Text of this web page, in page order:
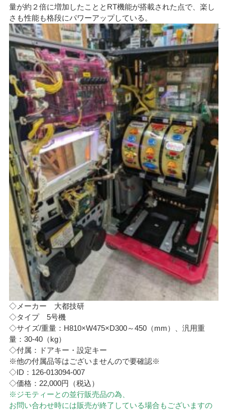
量が約２倍に増加したこととRT機能が搭載された点で、楽し
さも性能も格段にパワーアップしている。
◇メーカー 大都技研
◇タイプ 5号機
◇サイズ/重量：H810×W475×D300～450（mm）、汎用重
量：30-40（kg）
◇付属：ドアキー・設定キー
※他の付属品等はございませんので要確認※
◇ID：126-013094-007
◇価格：22,000円（税込）
※ジモティーとの並行販売品の為、
お問い合わせ時には販売が終了している場合もございますの